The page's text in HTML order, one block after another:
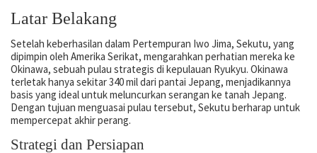
Latar Belakang
Setelah keberhasilan dalam Pertempuran Iwo Jima, Sekutu, yang
dipimpin oleh Amerika Serikat, mengarahkan perhatian mereka ke
Okinawa, sebuah pulau strategis di kepulauan Ryukyu. Okinawa
terletak hanya sekitar 340 mil dari pantai Jepang, menjadikannya
basis yang ideal untuk meluncurkan serangan ke tanah Jepang.
Dengan tujuan menguasai pulau tersebut, Sekutu berharap untuk
mempercepat akhir perang.
Strategi dan Persiapan